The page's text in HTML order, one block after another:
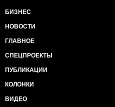
БИЗНЕС
НОВОСТИ
ГЛАВНОЕ
СПЕЦПРОЕКТЫ
ПУБЛИКАЦИИ
КОЛОНКИ
ВИДЕО